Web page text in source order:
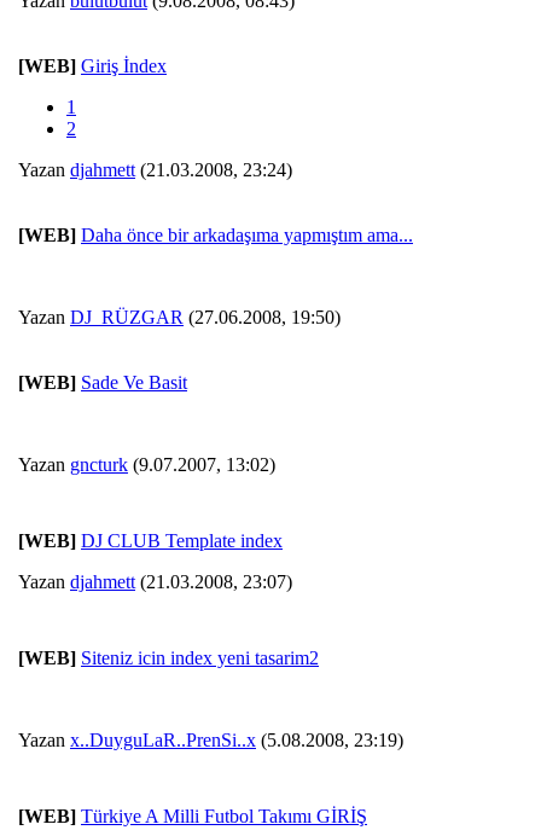
[WEB] Giriş İndex
1
2
Yazan djahmett (21.03.2008, 23:24)
[WEB] Daha önce bir arkadaşıma yapmıştım ama...
Yazan DJ_RÜZGAR (27.06.2008, 19:50)
[WEB] Sade Ve Basit
Yazan gncturk (9.07.2007, 13:02)
[WEB] DJ CLUB Template index
Yazan djahmett (21.03.2008, 23:07)
[WEB] Siteniz icin index yeni tasarim2
Yazan x..DuyguLaR..PrenSi..x (5.08.2008, 23:19)
[WEB] Türkiye A Milli Futbol Takımı GİRİŞ